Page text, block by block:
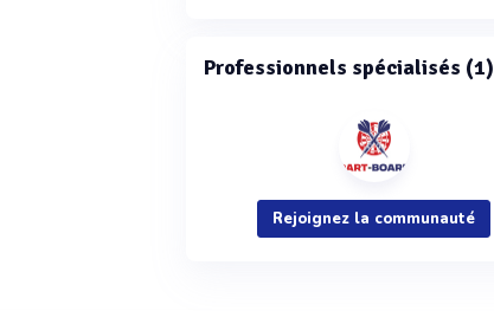
Professionnels spécialisés (1)
Rejoignez la communauté